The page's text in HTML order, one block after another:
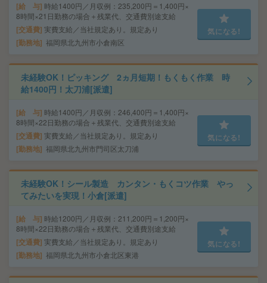
給 与 時給1400円／月収例：235,200円＝1,400円×
8時間×21日勤務の場合＋残業代、交通費別途支給
交通費 実費支給／当社規定あり。規定あり
勤務地 福岡県北九州市小倉南区
気になる!
未経験OK！ピッキング 2ヵ月短期！もくもく作業 時
給1400円！太刀浦[派遣]
給 与 時給1400円／月収例：246,400円＝1,400円×
8時間×22日勤務の場合＋残業代、交通費別途支給
交通費 実費支給／当社規定あり。規定あり
勤務地 福岡県北九州市門司区太刀浦
気になる!
未経験OK！シール製造 カンタン・もくコツ作業 やっ
てみたいを実現！小倉[派遣]
給 与 時給1200円／月収例：211,200円＝1,200円×
8時間×22日勤務の場合＋残業代、交通費別途支給
交通費 実費支給／当社規定あり。規定あり
勤務地 福岡県北九州市小倉北区東港
気になる!